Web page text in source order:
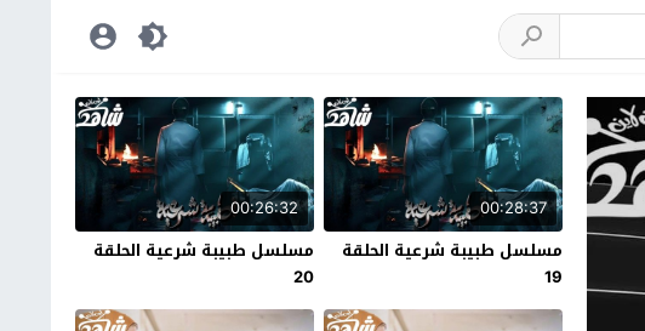
00:28:37
مسلسل طبيبة شرعية الحلقة
19
00:26:32
مسلسل طبيبة شرعية الحلقة
20